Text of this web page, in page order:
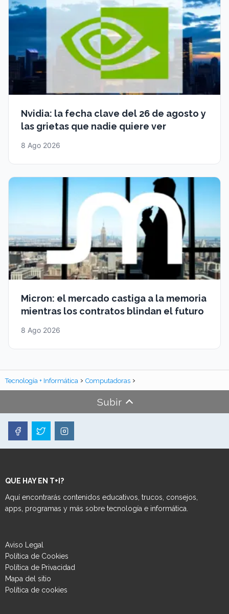
Nvidia: la fecha clave del 26 de agosto y
las grietas que nadie quiere ver
8 Ago 2026
Micron: el mercado castiga a la memoria
mientras los contratos blindan el futuro
8 Ago 2026
Tecnología + Informática Computadoras
Subir
QUE HAY EN T+I?
Aquí encontrarás contenidos educativos, trucos, consejos,
apps, programas y más sobre tecnología e informática.
Aviso Legal
Política de Cookies
Política de Privacidad
Mapa del sitio
Política de cookies